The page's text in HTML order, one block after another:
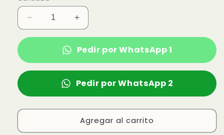
Reducir
cantidad
Armaf
Odyssey
EDP
Aumentar
cantidad
Perfume
Armaf
Candee
EDP
Pedir por WhatsApp 1
Pedir por WhatsApp 2
Agregar al carrito